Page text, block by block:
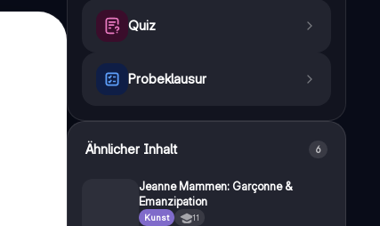
Quiz
Probeklausur
Ähnlicher Inhalt 6
Jeanne Mammen: Garçonne &
Emanzipation
Kunst 11